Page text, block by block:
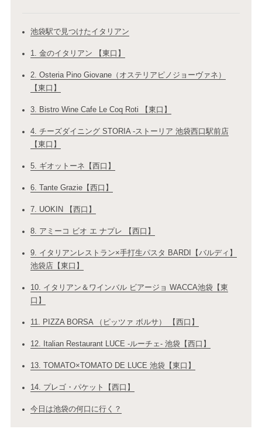
池袋駅で見つけたイタリアン
1. 金のイタリアン 【東口】
2. Osteria Pino Giovane（オステリアピノジョーヴァネ）
【東口】
3. Bistro Wine Cafe Le Coq Roti 【東口】
4. チーズダイニング STORIA ‐ストーリア 池袋西口駅前店
【東口】
5. ギオットーネ【西口】
6. Tante Grazie【西口】
7. UOKIN 【西口】
8. アミーコ ビオ エ ナプレ 【西口】
9. イタリアンレストラン×手打生パスタ BARDI【バルディ】
池袋店【東口】
10. イタリアン＆ワインバル ビアージョ WACCA池袋【東
口】
11. PIZZA BORSA （ピッツァ ボルサ） 【西口】
12. Italian Restaurant LUCE ‐ルーチェ‐ 池袋【西口】
13. TOMATO×TOMATO DE LUCE 池袋【東口】
14. プレゴ・パケット【西口】
今日は池袋の何口に行く？